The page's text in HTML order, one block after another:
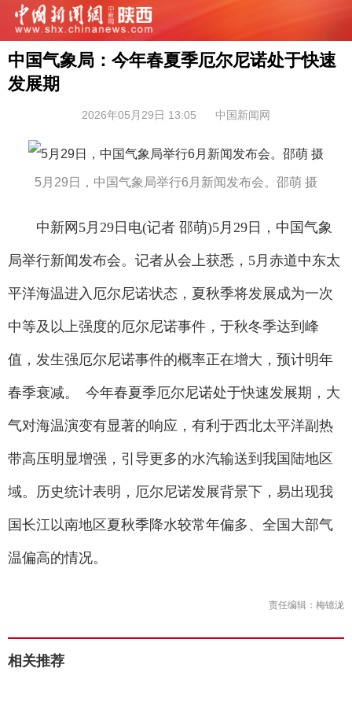
中国气象局：今年春夏季厄尔尼诺处于快速
发展期
2026年05月29日 13:05 中国新闻网
5月29日，中国气象局举行6月新闻发布会。邵萌 摄
中新网5月29日电(记者 邵萌)5月29日，中国气象
局举行新闻发布会。记者从会上获悉，5月赤道中东太
平洋海温进入厄尔尼诺状态，夏秋季将发展成为一次
中等及以上强度的厄尔尼诺事件，于秋冬季达到峰
值，发生强厄尔尼诺事件的概率正在增大，预计明年
春季衰减。 今年春夏季厄尔尼诺处于快速发展期，大
气对海温演变有显著的响应，有利于西北太平洋副热
带高压明显增强，引导更多的水汽输送到我国陆地区
域。历史统计表明，厄尔尼诺发展背景下，易出现我
国长江以南地区夏秋季降水较常年偏多、全国大部气
温偏高的情况。
责任编辑：梅镱泷
相关推荐